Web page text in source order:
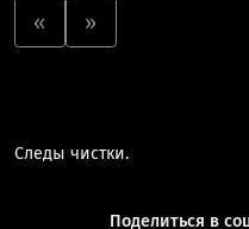
« »
Следы чистки.
Поделиться в